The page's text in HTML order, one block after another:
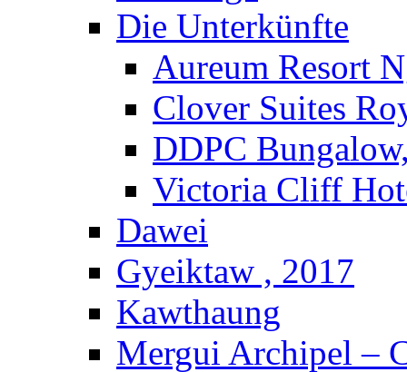
Die Unterkünfte
Aureum Resort
Clover Suites
DDPC
Victoria Cliff
Dawei
Gyeiktaw , 2017
Kawthaung
Mergui Archipel –